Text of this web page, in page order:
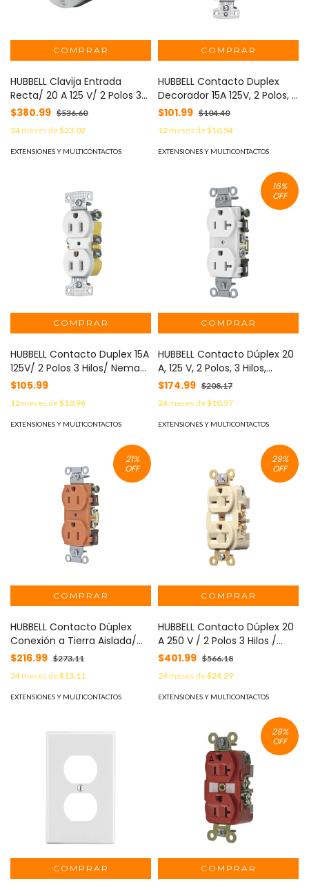
HUBBELL Clavija Entrada
Recta/ 20 A 125 V/ 2 Polos 3
Hilos/ Nema 5-20 P/ Grado
Industrial- Comercial. MOD:
HUB-HBL5366C
$380.99 $536.60
24meses de$23.02
EXTENSIONES Y MULTICONTACTOS
HUBBELL Contacto Duplex
Decorador 15A 125V, 2 Polos, 3
Hilos, Color Blanco (Nema5-
15R). MOD: HUB-RRD15W
$101.99 $104.40
12meses de$10.54
EXTENSIONES Y MULTICONTACTOS
HUBBELL Contacto Duplex 15A
125V/ 2 Polos 3 Hilos/ Nema
5-15R/ Color Blanco. MOD:
HUB-RR15W
$105.99
12meses de$10.96
EXTENSIONES Y MULTICONTACTOS
16%
OFF
HUBBELL Contacto Dúplex 20
A, 125 V, 2 Polos, 3 Hilos,
Cableado Posterior y Lateral,
Color Blanco (Nema 5-20R).
MOD: HUB-BR-20-WHI
$174.99 $208.17
24meses de$10.57
EXTENSIONES Y MULTICONTACTOS
21%
OFF
HUBBELL Contacto Dúplex
Conexión a Tierra Aislada/
15A 125V/ 2 polos 3 Hilos/
Nema 5-15R /Grado
Comercial/ Color Naranja.
MOD: HUB-IG-5252
$216.99 $273.11
24meses de$13.11
EXTENSIONES Y MULTICONTACTOS
29%
OFF
HUBBELL Contacto Dúplex 20
A 250 V / 2 Polos 3 Hilos /
Nema 6-20R / Grado
Industrial /Color Marfil. MOD:
HUB-HBL-5462I
$401.99 $566.18
24meses de$24.29
EXTENSIONES Y MULTICONTACTOS
29%
OFF